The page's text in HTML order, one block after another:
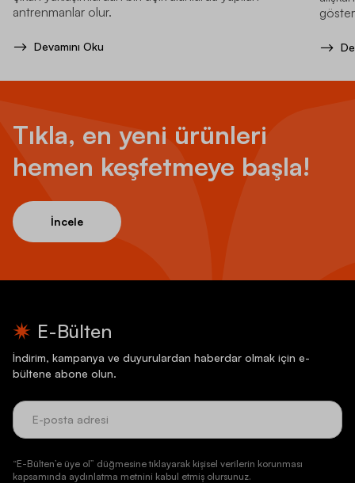
antrenmanlar olur.
Devamını Oku
Tıkla, en yeni ürünleri
hemen keşfetmeye başla!
İncele
E-Bülten
İndirim, kampanya ve duyurulardan haberdar olmak için e-
bültene abone olun.
“E-Bülten’e üye ol” düğmesine tıklayarak kişisel verilerin korunması
kapsamında aydınlatma metnini kabul etmiş olursunuz.